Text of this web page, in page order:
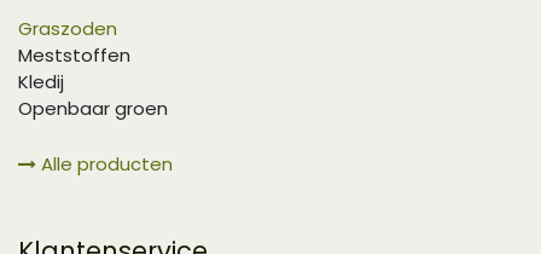
Graszoden
Meststoffen
Kledij
Openbaar groen
Alle producten